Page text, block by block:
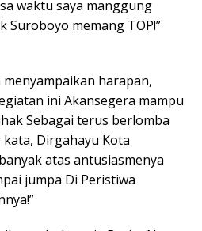
waktu saya manggung
Suroboyo memang TOP!”
harapan,
ini Akansegera mampu
Sebagai terus berlomba
Dirgahayu Kota
atas antusiasmenya
jumpa Di Peristiwa